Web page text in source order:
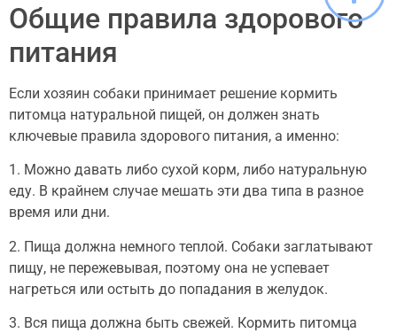
Общие правила здорового
питания
Если хозяин собаки принимает решение кормить
питомца натуральной пищей, он должен знать
ключевые правила здорового питания, а именно:
1. Можно давать либо сухой корм, либо натуральную
еду. В крайнем случае мешать эти два типа в разное
время или дни.
2. Пища должна немного теплой. Собаки заглатывают
пищу, не пережевывая, поэтому она не успевает
нагреться или остыть до попадания в желудок.
3. Вся пища должна быть свежей. Кормить питомца